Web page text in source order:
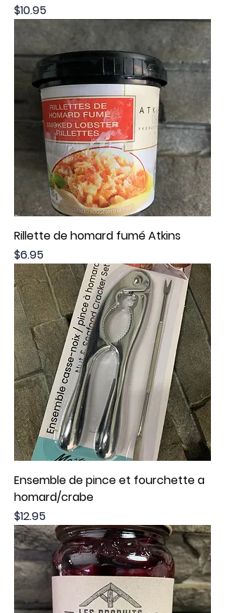
Price
$10.95
Rillette de homard fumé Atkins
Price
$6.95
Ensemble de pince et fourchette a
homard/crabe
Price
$12.95